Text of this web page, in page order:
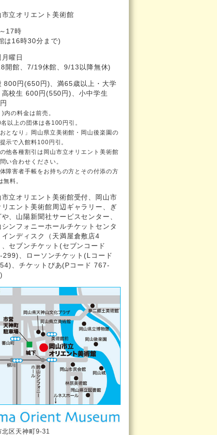
市立オリエント美術館
17時
は16時30分まで)
曜日
開館、7/19休館、9/13以降無休)
800円(650円)、満65歳以上・大学
高校生 600円(550円)、小中学生
の料金は前売。
以上の団体は各100円引。
となり」岡山県立美術館・岡山後楽園の
示で入館料100円引。
他各種割引は岡山市立オリエント美術館
い合わせください。
障害者手帳をお持ちの方とその付添の方
無料。
市立オリエント美術館受付、岡山市
リエント美術館周辺ギャラリー、ぎ
や、山陽新聞社サービスセンター、
シンフォニーホールチケットセンタ
インディスク（天満屋倉敷店4
、セブンチケット(セブンコード
299)、ローソンチケット(Lコード
、チケットぴあ(Pコード 767-
北区天神町9-31